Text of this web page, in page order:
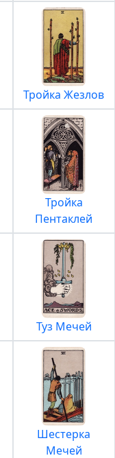
Тройка Жезлов
Тройка
Пентаклей
Туз Мечей
Шестерка
Мечей